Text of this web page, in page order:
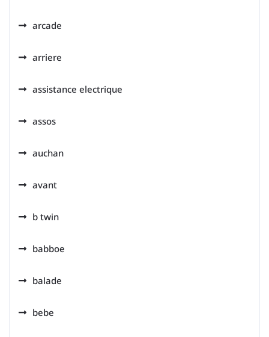
arcade
arriere
assistance electrique
assos
auchan
avant
b twin
babboe
balade
bebe